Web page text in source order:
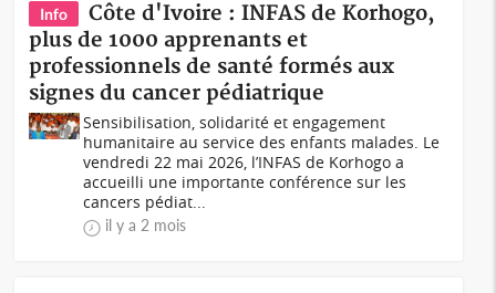
Info
Côte d'Ivoire : INFAS de Korhogo,
plus de 1000 apprenants et
professionnels de santé formés aux
signes du cancer pédiatrique
Sensibilisation, solidarité et engagement
humanitaire au service des enfants malades. Le
vendredi 22 mai 2026, l’INFAS de Korhogo a
accueilli une importante conférence sur les
cancers pédiat...
il y a 2 mois